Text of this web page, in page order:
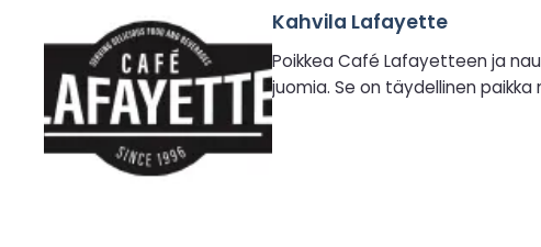
Kahvila Lafayette
Poikkea Café Lafayetteen ja
juomia. Se on täydellinen